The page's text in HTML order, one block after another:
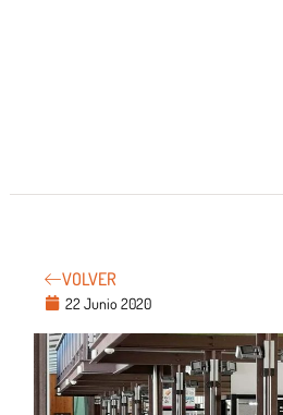
VOLVER
22 Junio 2020